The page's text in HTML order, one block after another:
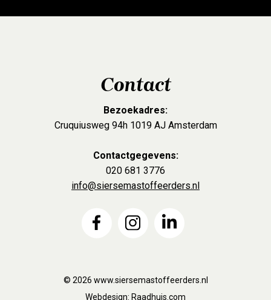
Contact
Bezoekadres:
Cruquiusweg 94h 1019 AJ Amsterdam
Contactgegevens:
020 681 3776
info@siersemastoffeerders.nl
© 2026 www.siersemastoffeerders.nl
Webdesign: Raadhuis.com